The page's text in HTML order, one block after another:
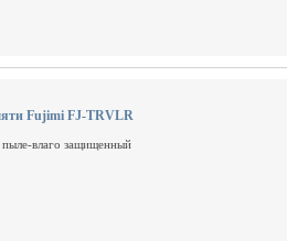
Fujimi FJ-TRVLR
влаго защищенный